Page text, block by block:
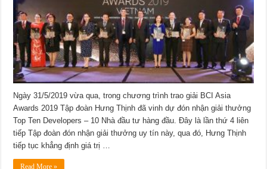
Ngày 31/5/2019 vừa qua, trong chương trình trao giải BCI Asia
Awards 2019 Tập đoàn Hưng Thịnh đã vinh dự đón nhận giải thưởng
Top Ten Developers – 10 Nhà đầu tư hàng đầu. Đây là lần thứ 4 liên
tiếp Tập đoàn đón nhận giải thưởng uy tín này, qua đó, Hưng Thịnh
tiếp tục khẳng định giá trị …
Read More »